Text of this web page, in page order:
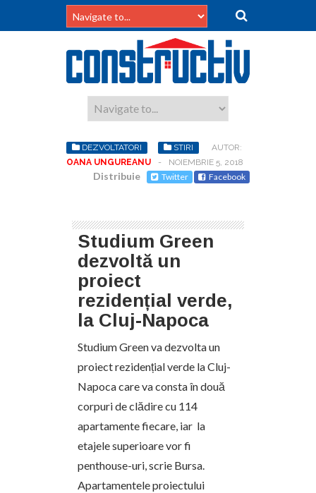
DEZVOLTATORI STIRI
AUTOR:
OANA UNGUREANU
- NOIEMBRIE 5, 2018
Distribuie Twitter Facebook
Studium Green
dezvoltă un
proiect
rezidențial verde,
la Cluj-Napoca
Studium Green va dezvolta un
proiect rezidențial verde la Cluj-
Napoca care va consta în două
corpuri de clădire cu 114
apartamente fiecare, iar la
etajele superioare vor fi
penthouse-uri, scrie Bursa.
Apartamentele proiectului